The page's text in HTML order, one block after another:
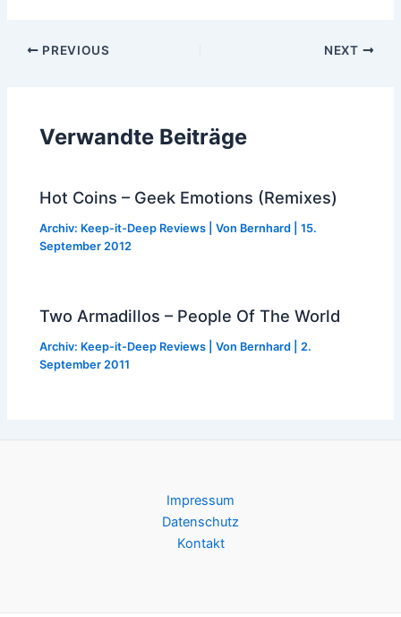
Post
PREVIOUS NEXT
Verwandte Beiträge
Hot Coins – Geek Emotions (Remixes)
Archiv: Keep-it-Deep Reviews | Von Bernhard |15.
September 2012
Two Armadillos – People Of The World
Archiv: Keep-it-Deep Reviews | Von Bernhard
2.
September 2011
Impressum
Datenschutz
Kontakt